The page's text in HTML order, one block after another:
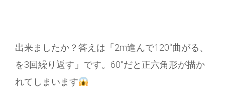
出来ましたか？答えは「2m進んで120°曲がる、
を3回繰り返す」です。60°だと正六角形が描か
れてしまいます